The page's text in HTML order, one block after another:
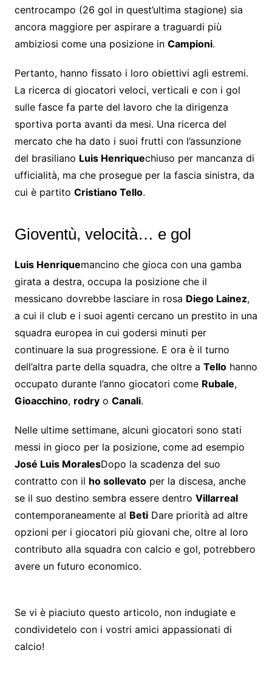
centrocampo (26 gol in quest’ultima stagione) sia
ancora maggiore per aspirare a traguardi più
ambiziosi come una posizione in Campioni.
Pertanto, hanno fissato i loro obiettivi agli estremi.
La ricerca di giocatori veloci, verticali e con i gol
sulle fasce fa parte del lavoro che la dirigenza
sportiva porta avanti da mesi. Una ricerca del
mercato che ha dato i suoi frutti con l’assunzione
del brasiliano Luis Henriquechiuso per mancanza di
ufficialità, ma che prosegue per la fascia sinistra, da
cui è partito Cristiano Tello.
Gioventù, velocità… e gol
Luis Henriquemancino che gioca con una gamba
girata a destra, occupa la posizione che il
messicano dovrebbe lasciare in rosa Diego Lainez,
a cui il club e i suoi agenti cercano un prestito in una
squadra europea in cui godersi minuti per
continuare la sua progressione. E ora è il turno
dell’altra parte della squadra, che oltre a Tellohanno
occupato durante l’anno giocatori come Rubale,
Gioacchino, rodryo Canali.
Nelle ultime settimane, alcuni giocatori sono stati
messi in gioco per la posizione, come ad esempio
José Luis MoralesDopo la scadenza del suo
contratto con il ho sollevatoper la discesa, anche
se il suo destino sembra essere dentro Villarreal
contemporaneamente al BetiDare priorità ad altre
opzioni per i giocatori più giovani che, oltre al loro
contributo alla squadra con calcio e gol, potrebbero
avere un futuro economico.
Se vi è piaciuto questo articolo, non indugiate e
condividetelo con i vostri amici appassionati di
calcio!